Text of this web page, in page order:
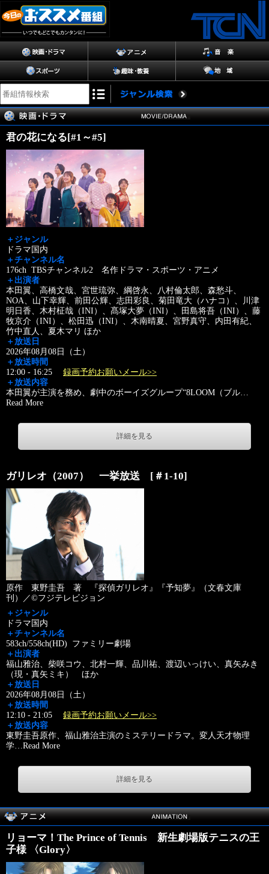
君の花になる[#1～#5]
＋ジャンル
ドラマ国内
＋チャンネル名
176ch TBSチャンネル2 名作ドラマ・スポーツ・アニメ
＋出演者
本田翼、高橋文哉、宮世琉弥、綱啓永、八村倫太郎、森愁斗、
NOA、山下幸輝、前田公輝、志田彩良、菊田竜大（ハナコ）、川津
明日香、木村柾哉（INI）、髙塚大夢（INI）、田島将吾（INI）、藤
牧京介（INI）、松田迅（INI）、木南晴夏、宮野真守、内田有紀、
竹中直人、夏木マリ ほか
＋放送日
2026年08月08日（土）
＋放送時間
12:00 - 16:25 録画予約お願いメール>>
＋放送内容
本田翼が主演を務め、劇中のボーイズグループ“8LOOM（ブル…
Read More
詳細を見る
ガリレオ（2007） 一挙放送 [＃1-10]
原作 東野圭吾 著 『探偵ガリレオ』『予知夢』（文春文庫
刊）／©フジテレビジョン
＋ジャンル
ドラマ国内
＋チャンネル名
583ch/558ch(HD) ファミリー劇場
＋出演者
福山雅治、柴咲コウ、北村一輝、品川祐、渡辺いっけい、真矢みき
（現・真矢ミキ） ほか
＋放送日
2026年08月08日（土）
＋放送時間
12:10 - 21:05 録画予約お願いメール>>
＋放送内容
東野圭吾原作、福山雅治主演のミステリードラマ。変人天才物理
学…Read More
詳細を見る
リョーマ！The Prince of Tennis 新生劇場版テニスの王
子様 〈Glory〉